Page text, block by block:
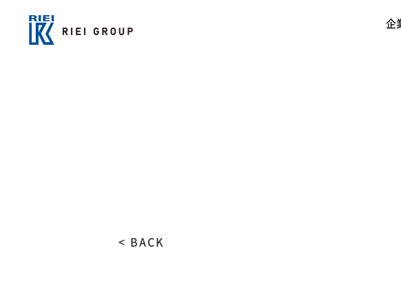
企
< BACK